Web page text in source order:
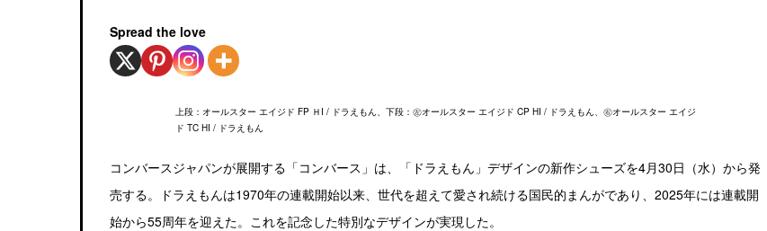
Spread the love
上段：オールスター エイジド FP ＨI / ドラえもん、下段：㊧オールスター エイジド CP HI / ドラえもん、㊨オールスター エイジ
ド TC HI / ドラえもん
コンバースジャパンが展開する「コンバース」は、「ドラえもん」デザインの新作シューズを4月30日（水）から発
売する。ドラえもんは1970年の連載開始以来、世代を超えて愛され続ける国民的まんがであり、2025年には連載開
始から55周年を迎えた。これを記念した特別なデザインが実現した。